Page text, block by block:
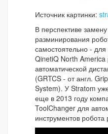
Источник картинки:
В перспективе
разминирования
самостоятельно -
QinetiQ North America
автоматической
(GRTCS - от англ.
System). У Stratom
еще в 2013 году
ToolChanger для
инструментов